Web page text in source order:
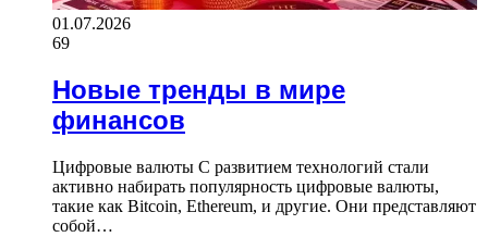
01.07.2026
69
Новые тренды в мире
финансов
Цифровые валюты С развитием технологий стали
активно набирать популярность цифровые валюты,
такие как Bitcoin, Ethereum, и другие. Они представляют
собой…